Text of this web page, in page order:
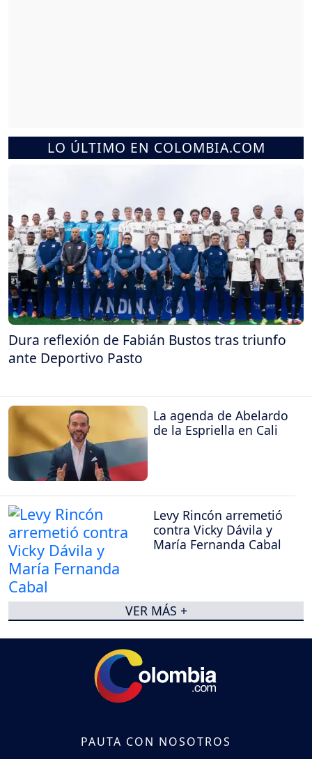
LO ÚLTIMO EN COLOMBIA.COM
Dura reflexión de Fabián Bustos tras triunfo
ante Deportivo Pasto
La agenda de Abelardo
de la Espriella en Cali
Levy Rincón arremetió
contra Vicky Dávila y
María Fernanda Cabal
VER MÁS +
PAUTA CON NOSOTROS